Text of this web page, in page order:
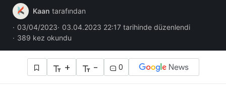
Kaan tarafından
03/04/2023
03.04.2023 22:17 tarihinde düzenlendi
389 kez okundu
+ - 0